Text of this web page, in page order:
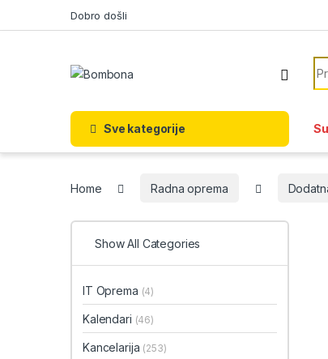
Dobro došli
Sve kategorije
Home Radna oprema
Show All Categories
IT Oprema (4)
Kalendari (46)
Kancelarija (253)